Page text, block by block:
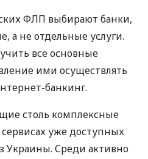
ФЛП выбирают банки,
а не отдельные услуги.
все основные
ими осуществлять
банкинг.
столь комплексные
уже доступных
Среди активно